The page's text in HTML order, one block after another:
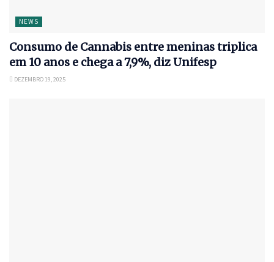
NEWS
Consumo de Cannabis entre meninas triplica
em 10 anos e chega a 7,9%, diz Unifesp
DEZEMBRO 19, 2025